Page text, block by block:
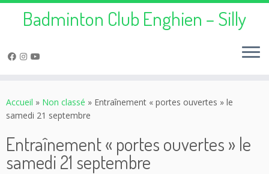
au
contenu
Badminton Club Enghien – Silly
Accueil » Non classé » Entraînement « portes ouvertes » le
samedi 21 septembre
Entraînement « portes ouvertes » le
samedi 21 septembre